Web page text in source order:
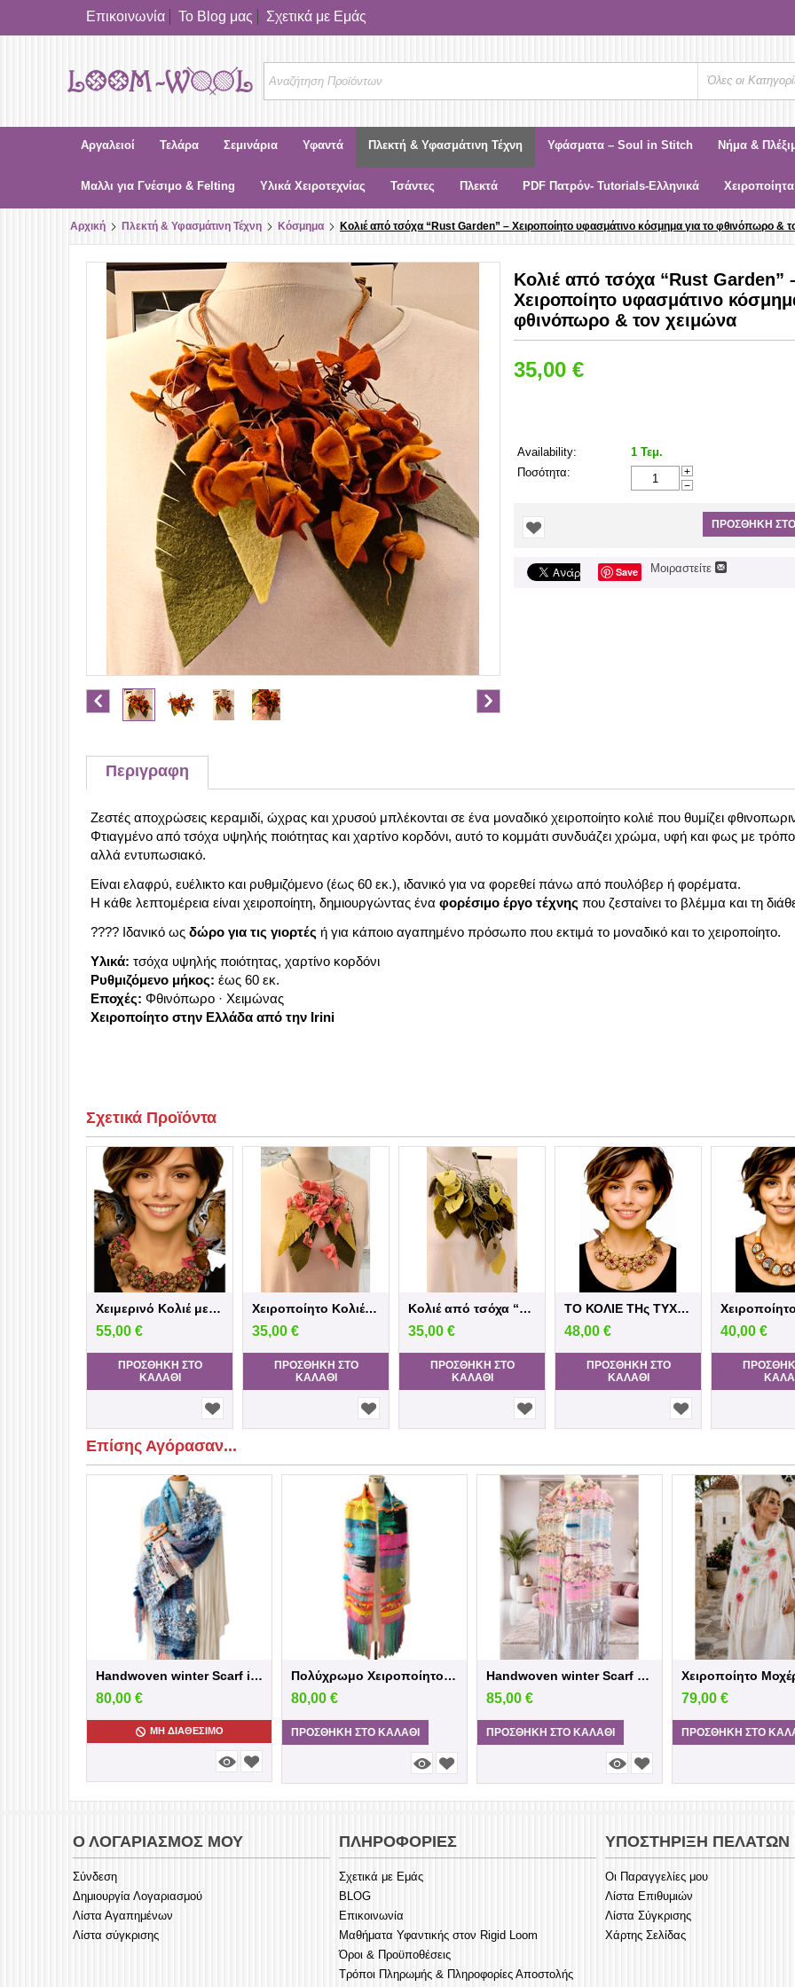
Επικοινωνία Το Blog μας Σχετικά με Εμάς
Όλες οι
Αργαλειοί Τελάρα Σεμινάρια Υφαντά Πλεκτή & Υφασμάτινη Τέχνη Υφάσματα – Soul in Stitch Νήμα &
Μαλλι για Γνέσιμο & Felting Υλικά Χειροτεχνίας Τσάντες Πλεκτά PDF Πατρόν- Tutorials-Ελληνικά
Αρχική Πλεκτή & Υφασμάτινη Τέχνη Κόσμημα Κολιέ από τσόχα “Rust Garden” – Χειροποίητο υφασμάτινο κόσμημα για το φθινόπωρο &
Κολιέ από τσόχα “Rust Garden”
Χειροποίητο υφασμάτινο
φθινόπωρο & τον χειμώνα
35,00 €
Availability:
1 Τεμ.
Ποσότητα:
+
−
ΠΡΟΣΘΉΚΗ
Save Μοιραστείτε
Περιγραφη
Ζεστές αποχρώσεις κεραμιδί, ώχρας και χρυσού μπλέκονται σε ένα μοναδικό χειροποίητο κολιέ που θυμίζει
Φτιαγμένο από τσόχα υψηλής ποιότητας και χαρτίνο κορδόνι, αυτό το κομμάτι συνδυάζει χρώμα, υφή και φως με
αλλά εντυπωσιακό.
Είναι ελαφρύ, ευέλικτο και ρυθμιζόμενο (έως 60 εκ.), ιδανικό για να φορεθεί πάνω από πουλόβερ ή φορέματα.
Η κάθε λεπτομέρεια είναι χειροποίητη, δημιουργώντας ένα φορέσιμο έργο τέχνης που ζεσταίνει το βλέμμα και τη
???? Ιδανικό ως δώρο για τις γιορτές ή για κάποιο αγαπημένο πρόσωπο που εκτιμά το μοναδικό και το χειροποίητο.
Υλικά: τσόχα υψηλής ποιότητας, χαρτίνο κορδόνι
Ρυθμιζόμενο μήκος: έως 60 εκ.
Εποχές: Φθινόπωρο · Χειμώνας
Χειροποίητο στην Ελλάδα από την Irini
Σχετικά Προϊόντα
Χειμερινό Κολιέ με Υφασμάτινες Κολοκύθες ...
55,00 €
ΠΡΟΣΘΉΚΗ ΣΤΟ
ΚΑΛΆΘΙ
Χειροποίητο Κολιέ από τσόχα “Wild Rose” –...
35,00 €
ΠΡΟΣΘΉΚΗ ΣΤΟ
ΚΑΛΆΘΙ
Κολιέ από τσόχα “Olive Forest” – Χειροποί...
35,00 €
ΠΡΟΣΘΉΚΗ ΣΤΟ
ΚΑΛΆΘΙ
ΤΟ ΚΟΛΙΕ ΤΗς ΤΥΧΗΣ-Χειροποίητο Καλλιτεχνι...
48,00 €
ΠΡΟΣΘΉΚΗ ΣΤΟ
ΚΑΛΆΘΙ
40,00 €
Επίσης Αγόρασαν...
Handwoven winter Scarf in blue shades
80,00 €
ΜΗ ΔΙΑΘΈΣΙΜΟ
Πολύχρωμο Χειροποίητο Υφαντό Κασκόλ
80,00 €
ΠΡΟΣΘΉΚΗ ΣΤΟ ΚΑΛΆΘΙ
Handwoven winter Scarf Saori
85,00 €
ΠΡΟΣΘΉΚΗ ΣΤΟ ΚΑΛΆΘΙ
79,00 €
ΠΡΟΣΘΉΚΗ ΣΤΟ
Ο ΛΟΓΑΡΙΑΣΜΌΣ ΜΟΥ
Σύνδεση
Δημιουργία Λογαριασμού
Λίστα Αγαπημένων
Λίστα σύγκρισης
ΠΛΗΡΟΦΟΡΊΕΣ
Σχετικά με Εμάς
BLOG
Επικοινωνία
Μαθήματα Υφαντικής στον Rigid Loom
Όροι & Προϋποθέσεις
Τρόποι Πληρωμής & Πληροφορίες Αποστολής
ΥΠΟΣΤΉΡΙΞΗ ΠΕΛΑΤΏΝ
Οι Παραγγελίες μου
Λίστα Επιθυμιών
Λίστα Σύγκρισης
Χάρτης Σελίδας